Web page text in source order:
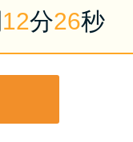
12分25秒